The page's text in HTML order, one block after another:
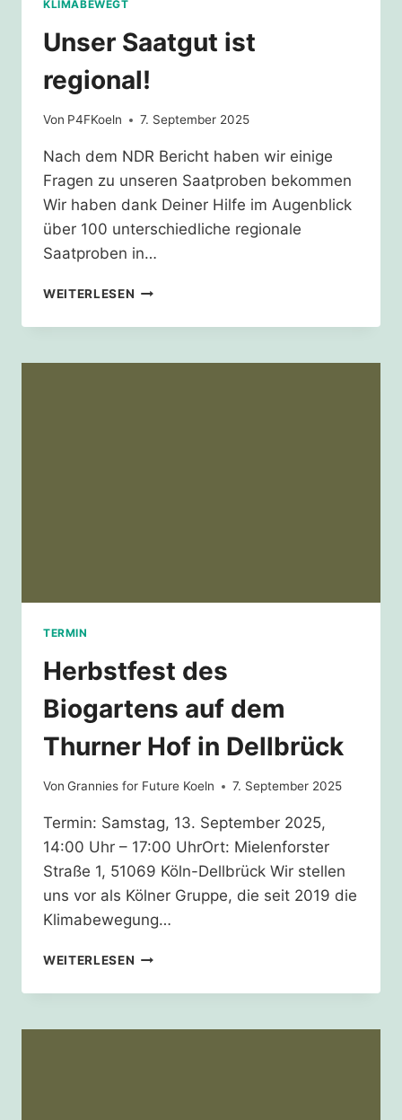
KLIMABEWEGT
Unser Saatgut ist
regional!
Von P4FKoeln 7. September 2025
Nach dem NDR Bericht haben wir einige
Fragen zu unseren Saatproben bekommen
Wir haben dank Deiner Hilfe im Augenblick
über 100 unterschiedliche regionale
Saatproben in…
WEITERLESEN UNSER
IST
TERMIN
Herbstfest des
Biogartens auf dem
Thurner Hof in Dellbrück
Von Grannies for Future Koeln 7. September 2025
Termin: Samstag, 13. September 2025,
14:00 Uhr – 17:00 UhrOrt: Mielenforster
Straße 1, 51069 Köln-Dellbrück Wir stellen
uns vor als Kölner Gruppe, die seit 2019 die
Klimabewegung…
WEITERLESEN HERBSTFEST
BIOGARTENS
DEM